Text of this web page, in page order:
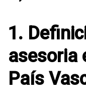
1.
asesoria
País